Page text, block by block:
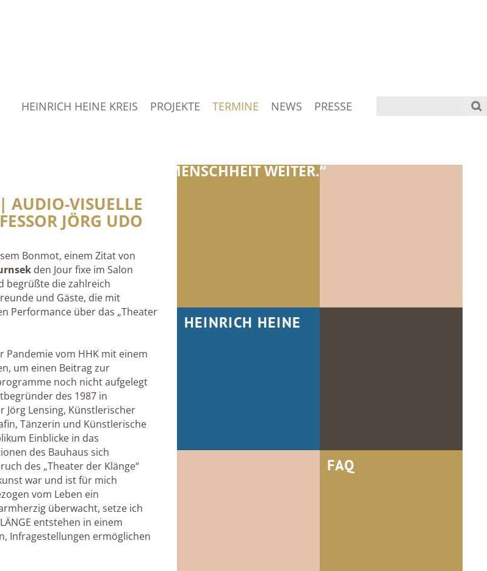
HEINRICH HEINE KREIS PROJEKTE TERMINE NEWS PRESSE
RÜCKT DIE MENSCHHEIT WEITER.“
AUDIO-VISUELLE
JÖRG UDO
Bonmot, einem Zitat von
den Jour fixe im Salon
begrüßte die zahlreich
und Gäste, die mit
Performance über das „Theater
Pandemie vom HHK mit einem
um einen Beitrag zur
noch nicht aufgelegt
des 1987 in
Jörg Lensing, Künstlerischer
Tänzerin und Künstlerische
Einblicke in das
des Bauhaus sich
des „Theater der Klänge“
war und ist für mich
vom Leben ein
überwacht, setze ich
entstehen in einem
Infragestellungen ermöglichen
HEINRICH HEINE
FAQ